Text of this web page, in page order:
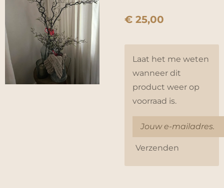
€ 25,00
Laat het me weten
wanneer dit
product weer op
voorraad is.
Verzenden